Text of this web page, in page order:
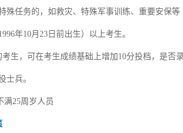
任务的，如救灾、特殊军事训练、重要安保
年10月23日前出生）以上考生。
生，可在考生成绩基础上增加10分投档，是否
士兵。
25周岁人员